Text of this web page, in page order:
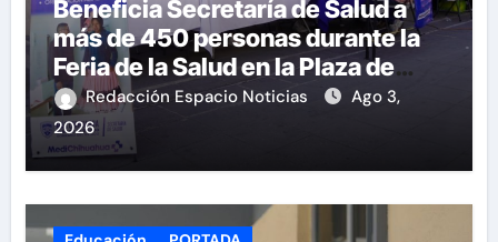
Beneficia Secretaría de Salud a
más de 450 personas durante la
Feria de la Salud en la Plaza de
Armas
Redacción Espacio Noticias
Ago 3,
2026